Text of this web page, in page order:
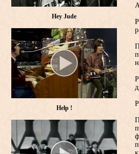
Hey Jude
Help !